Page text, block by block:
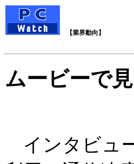
【業界動向】
ムービーで
インタビュ